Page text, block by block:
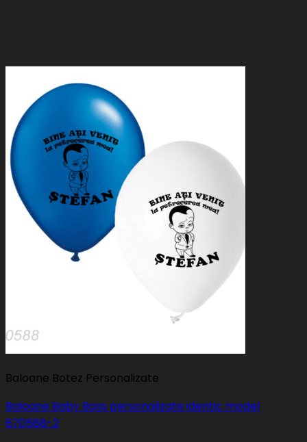
Baloane Botez Personalizate
Baloane Baby Boss personalizate identic model
670588-2